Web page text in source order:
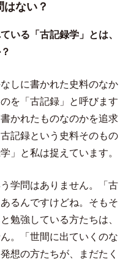
はない？
る「古記録学」とは、
しに書かれた史料のなか
を「古記録」と呼びます
かれたものなのかを追求
記録という史料そのもの
」と私は捉えています。
学問はありません。「古
るんですけどね。そもそ
勉強している方たちは、
。「世間に出ていくのな
想の方たちが、まだたく